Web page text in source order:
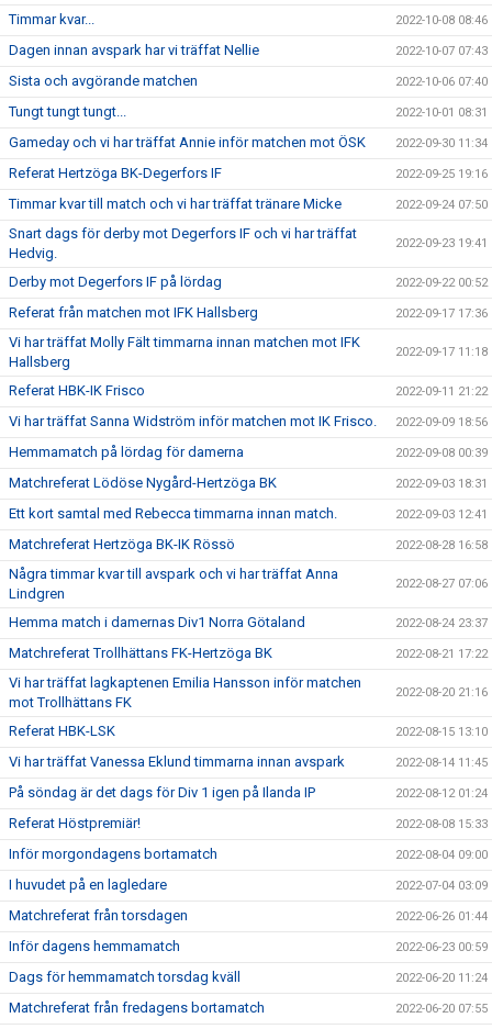
Timmar kvar... 2022-10-08 08:46
Dagen innan avspark har vi träffat Nellie 2022-10-07 07:43
Sista och avgörande matchen 2022-10-06 07:40
Tungt tungt tungt... 2022-10-01 08:31
Gameday och vi har träffat Annie inför matchen mot ÖSK 2022-09-30 11:34
Referat Hertzöga BK-Degerfors IF 2022-09-25 19:16
Timmar kvar till match och vi har träffat tränare Micke 2022-09-24 07:50
Snart dags för derby mot Degerfors IF och vi har träffat
Hedvig.
2022-09-23 19:41
Derby mot Degerfors IF på lördag 2022-09-22 00:52
Referat från matchen mot IFK Hallsberg 2022-09-17 17:36
Vi har träffat Molly Fält timmarna innan matchen mot IFK
Hallsberg
2022-09-17 11:18
Referat HBK-IK Frisco 2022-09-11 21:22
Vi har träffat Sanna Widström inför matchen mot IK Frisco. 2022-09-09 18:56
Hemmamatch på lördag för damerna 2022-09-08 00:39
Matchreferat Lödöse Nygård-Hertzöga BK 2022-09-03 18:31
Ett kort samtal med Rebecca timmarna innan match. 2022-09-03 12:41
Matchreferat Hertzöga BK-IK Rössö 2022-08-28 16:58
Några timmar kvar till avspark och vi har träffat Anna
Lindgren
2022-08-27 07:06
Hemma match i damernas Div1 Norra Götaland 2022-08-24 23:37
Matchreferat Trollhättans FK-Hertzöga BK 2022-08-21 17:22
Vi har träffat lagkaptenen Emilia Hansson inför matchen
mot Trollhättans FK
2022-08-20 21:16
Referat HBK-LSK 2022-08-15 13:10
Vi har träffat Vanessa Eklund timmarna innan avspark 2022-08-14 11:45
På söndag är det dags för Div 1 igen på Ilanda IP 2022-08-12 01:24
Referat Höstpremiär! 2022-08-08 15:33
Inför morgondagens bortamatch 2022-08-04 09:00
I huvudet på en lagledare 2022-07-04 03:09
Matchreferat från torsdagen 2022-06-26 01:44
Inför dagens hemmamatch 2022-06-23 00:59
Dags för hemmamatch torsdag kväll 2022-06-20 11:24
Matchreferat från fredagens bortamatch 2022-06-20 07:55